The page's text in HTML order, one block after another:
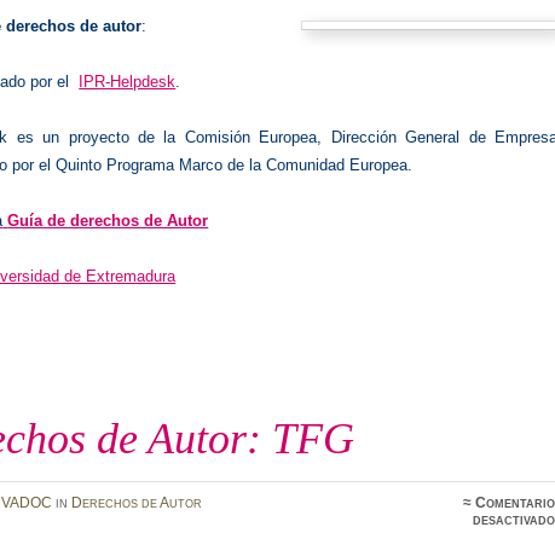
derechos de autor:
por el IPR-Helpdesk.
es un proyecto de la Comisión Europea, Dirección General de
por el Quinto Programa Marco de la Comunidad Europea.
Guía de derechos de Autor
de Extremadura
de Autor: TFG
in Derechos de Autor ≈